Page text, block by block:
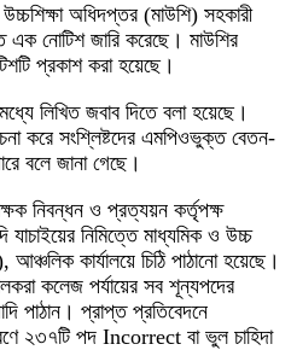
অধিদপ্তর (মাউশি) সহকারী
এক নোটিশ জারি করেছে। মাউশির
প্রকাশ করা হয়েছে।
লিখিত জবাব দিতে বলা হয়েছে।
করে সংশ্লিষ্টদের এমপিওভুক্ত বেতন-
বলে জানা গেছে।
নিবন্ধন ও প্রত্যয়ন কর্তৃপক্ষ
নিমিত্তে মাধ্যমিক ও উচ্চ
কার্যালয়ে চিঠি পাঠানো হয়েছে।
কলেজ পর্যায়ের সব শূন্যপদের
পাঠান। প্রাপ্ত প্রতিবেদনে
২৩৭টি পদ Incorrect বা ভুল চাহিদা